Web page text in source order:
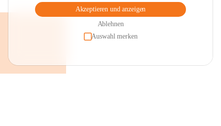
Akzeptieren und anzeigen
Ablehnen
Auswahl merken